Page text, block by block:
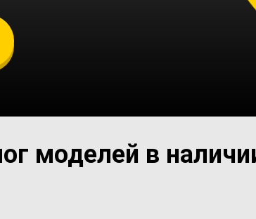
моделей в